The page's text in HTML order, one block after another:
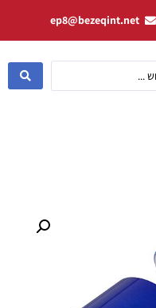
ep8@bezeqint.net